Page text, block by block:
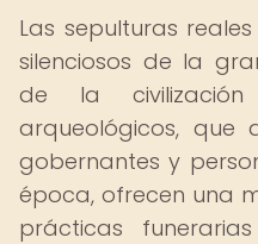
Las sepulturas
silenciosos de la
de la
arqueológicos, que
gobernantes y
época, ofrecen una
prácticas